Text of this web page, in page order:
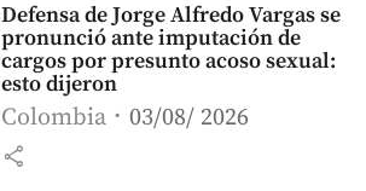
Defensa de Jorge Alfredo Vargas se
pronunció ante imputación de
cargos por presunto acoso sexual:
esto dijeron
Colombia 03/08/ 2026
share